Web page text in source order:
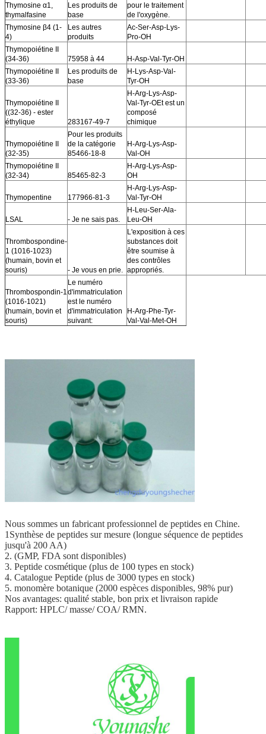
Thymosine α1,
thymalfasine
Les produits de
base
pour le traitement
de l'oxygène.
Thymosine β4 (1-
4)
Les autres
produits
Ac-Ser-Asp-Lys-
Pro-OH
Thymopoiétine II
(34-36)
75958 à 44
H-Asp-Val-Tyr-OH
Thymopoiétine II
(33-36)
Les produits de
base
H-Lys-Asp-Val-
Tyr-OH
Thymopoiétine II
((32-36) - ester
éthylique
283167-49-7
H-Arg-Lys-Asp-
Val-Tyr-OEt est un
composé
chimique
Thymopoiétine II
(32-35)
Pour les produits
de la catégorie
85466-18-8
H-Arg-Lys-Asp-
Val-OH
Thymopoiétine II
(32-34)
85465-82-3
H-Arg-Lys-Asp-
OH
Thymopentine 177966-81-3
H-Arg-Lys-Asp-
Val-Tyr-OH
LSAL - Je ne sais pas.
H-Leu-Ser-Ala-
Leu-OH
Thrombospondine-
1 (1016-1023)
(humain, bovin et
souris)
- Je vous en prie.
L'exposition à ces
substances doit
être soumise à
des contrôles
appropriés.
Thrombospondin-1
(1016-1021)
(humain, bovin et
souris)
Le numéro
d'immatriculation
est le numéro
d'immatriculation
suivant:
H-Arg-Phe-Tyr-
Val-Val-Met-OH
Nous sommes un fabricant professionnel de peptides en Chine.
1Synthèse de peptides sur mesure (longue séquence de peptides
jusqu'à 200 AA)
2. (GMP, FDA sont disponibles)
3. Peptide cosmétique (plus de 100 types en stock)
4. Catalogue Peptide (plus de 3000 types en stock)
5. monomère botanique (2000 espèces disponibles, 98% pur)
Nos avantages: qualité stable, bon prix et livraison rapide
Rapport: HPLC/ masse/ COA/ RMN.